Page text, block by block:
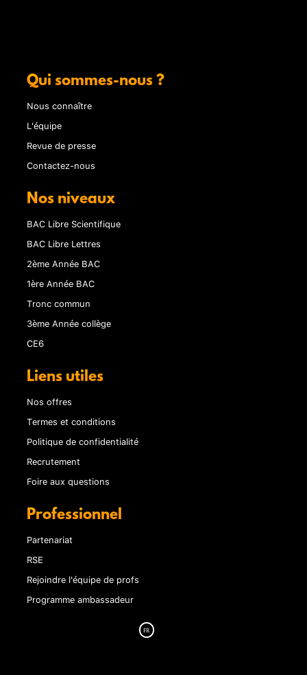
Qui sommes-nous ?
Nous connaître
L'équipe
Revue de presse
Contactez-nous
Nos niveaux
BAC Libre Scientifique
BAC Libre Lettres
2ème Année BAC
1ère Année BAC
Tronc commun
3ème Année collège
CE6
Liens utiles
Nos offres
Termes et conditions
Politique de confidentialité
Recrutement
Foire aux questions
Professionnel
Partenariat
RSE
Rejoindre l'équipe de profs
Programme ambassadeur